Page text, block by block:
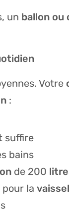
un ballon ou
Votre
:
suffire
bains
de 200
la